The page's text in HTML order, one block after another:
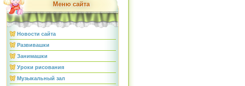
Меню сайта
Новости сайта
Развивашки
Занимашки
Уроки рисования
Музыкальный зал